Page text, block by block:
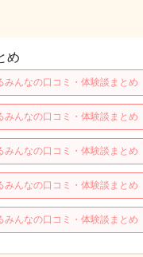
め
んなの口コミ・体験談まとめ
んなの口コミ・体験談まとめ
んなの口コミ・体験談まとめ
んなの口コミ・体験談まとめ
んなの口コミ・体験談まとめ